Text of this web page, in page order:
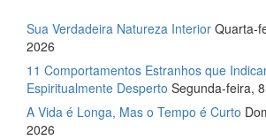
Sua Verdadeira Natureza Interior Quarta-
2026
11 Comportamentos Estranhos que
Espiritualmente Desperto Segunda-feira,
A Vida é Longa, Mas o Tempo é Curto
2026